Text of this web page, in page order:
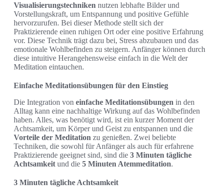
Visualisierungstechniken nutzen lebhafte Bilder und
Vorstellungskraft, um Entspannung und positive Gefühle
hervorzurufen. Bei dieser Methode stellt sich der
Praktizierende einen ruhigen Ort oder eine positive Erfahrung
vor. Diese Technik trägt dazu bei, Stress abzubauen und das
emotionale Wohlbefinden zu steigern. Anfänger können durch
diese intuitive Herangehensweise einfach in die Welt der
Meditation eintauchen.
Einfache Meditationsübungen für den Einstieg
Die Integration von einfache Meditationsübungen in den
Alltag kann eine nachhaltige Wirkung auf das Wohlbefinden
haben. Alles, was benötigt wird, ist ein kurzer Moment der
Achtsamkeit, um Körper und Geist zu entspannen und die
Vorteile der Meditation zu genießen. Zwei beliebte
Techniken, die sowohl für Anfänger als auch für erfahrene
Praktizierende geeignet sind, sind die 3 Minuten tägliche
Achtsamkeit und die 5 Minuten Atemmeditation.
3 Minuten tägliche Achtsamkeit